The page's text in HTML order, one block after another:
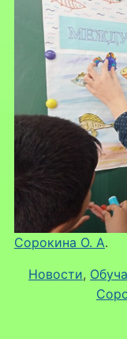
Сорокина О. А.
Новости,